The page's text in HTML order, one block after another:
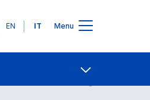
Lingue
EN IT Menu
Contatti